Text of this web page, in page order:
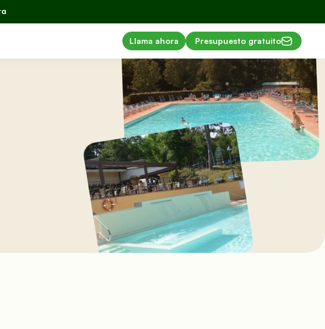
Llama ahora Presupuesto gratuito